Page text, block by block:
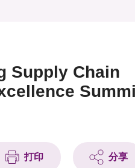
Supply Chain
打印 分享